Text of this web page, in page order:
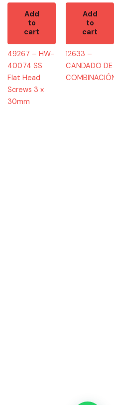
x
30mm
quantity
Add
to
cart
49267 – HW-
40074 SS
Flat Head
Screws 3 x
30mm
Add
to
cart
12633 –
CANDADO DE